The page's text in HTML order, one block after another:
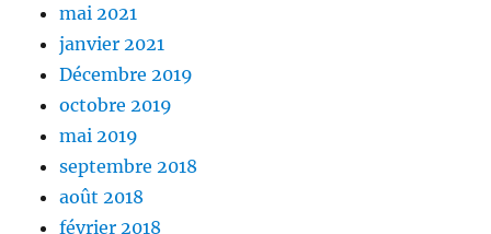
mai 2021
janvier 2021
Décembre 2019
octobre 2019
mai 2019
septembre 2018
août 2018
février 2018